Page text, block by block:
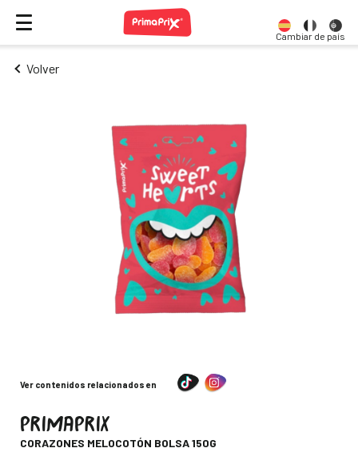
Cambiar de país
Volver
Ver contenidos relacionados en
PRIMAPRIX
CORAZONES MELOCOTÓN BOLSA 150G